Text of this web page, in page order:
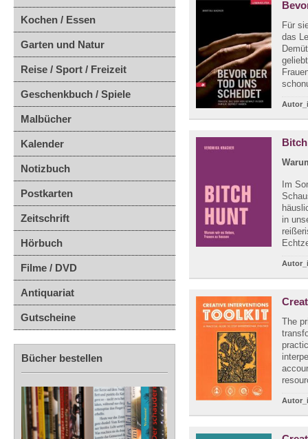
Kochen / Essen
Garten und Natur
Reise / Sport / Freizeit
Geschenkbuch / Spiele
Malbücher
Kalender
Notizbuch
Postkarten
Zeitschrift
Hörbuch
Filme / DVD
Antiquariat
Gutscheine
Bücher bestellen
Für
das
Im
in
The